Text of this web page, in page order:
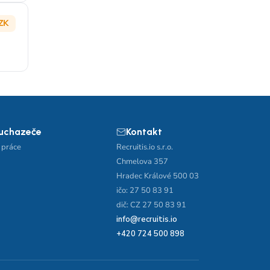
Kontakt
Recruitis.io s.r.o.
Chmelova 357
Hradec Králové 500 03
ičo: 27 50 83 91
dič: CZ 27 50 83 91
info@recruitis.io
+420 724 500 898